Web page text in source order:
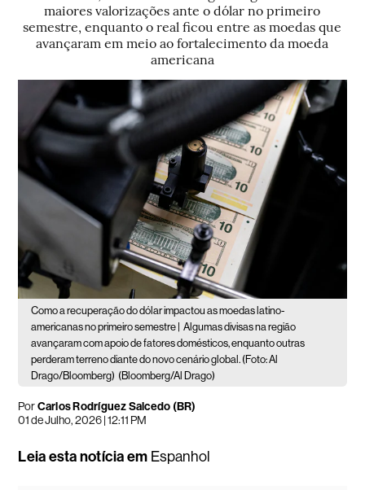
maiores valorizações ante o dólar no primeiro
semestre, enquanto o real ficou entre as moedas que
avançaram em meio ao fortalecimento da moeda
americana
Como a recuperação do dólar impactou as moedas latino-
americanas no primeiro semestre |
Algumas divisas na região
avançaram com apoio de fatores domésticos, enquanto outras
perderam terreno diante do novo cenário global. (Foto: Al
Drago/Bloomberg) (Bloomberg/Al Drago)
PorCarlos Rodríguez Salcedo (BR)
01 de Julho, 2026 | 12:11 PM
Leia esta notícia em Espanhol